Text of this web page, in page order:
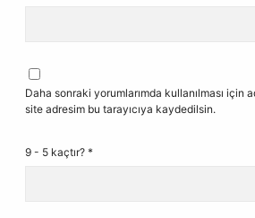
Daha sonraki yorumlarımda kullanılması için
site adresim bu tarayıcıya kaydedilsin.
9 - 5 kaçtır? *